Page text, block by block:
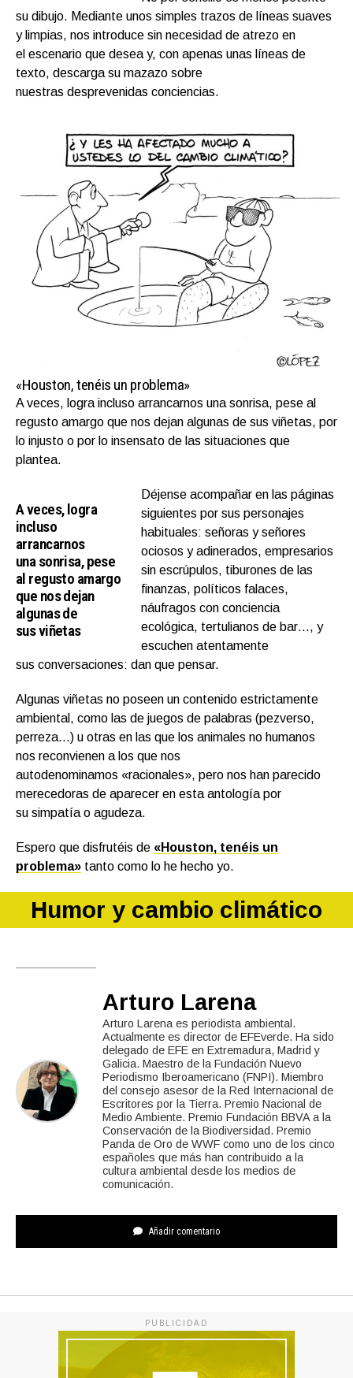
su dibujo. Mediante unos simples trazos de líneas suaves
y limpias, nos introduce sin necesidad de atrezo en
el escenario que desea y, con apenas unas líneas de
texto, descarga su mazazo sobre
nuestras desprevenidas conciencias.
«Houston, tenéis un problema»
A veces, logra incluso arrancarnos una sonrisa, pese al
regusto amargo que nos dejan algunas de sus viñetas, por
lo injusto o por lo insensato de las situaciones que
plantea.
A veces, logra
incluso
arrancarnos
una sonrisa, pese
al regusto amargo
que nos dejan
algunas de
sus viñetas
Déjense acompañar en las páginas
siguientes por sus personajes
habituales: señoras y señores
ociosos y adinerados, empresarios
sin escrúpulos, tiburones de las
finanzas, políticos falaces,
náufragos con conciencia
ecológica, tertulianos de bar…, y
escuchen atentamente
sus conversaciones: dan que pensar.
Algunas viñetas no poseen un contenido estrictamente
ambiental, como las de juegos de palabras (pezverso,
perreza…) u otras en las que los animales no humanos
nos reconvienen a los que nos
autodenominamos «racionales», pero nos han parecido
merecedoras de aparecer en esta antología por
su simpatía o agudeza.
Espero que disfrutéis de «Houston, tenéis un
problema» tanto como lo he hecho yo.
Humor y cambio climático
Arturo Larena
Arturo Larena es periodista ambiental.
Actualmente es director de EFEverde. Ha sido
delegado de EFE en Extremadura, Madrid y
Galicia. Maestro de la Fundación Nuevo
Periodismo Iberoamericano (FNPI). Miembro
del consejo asesor de la Red Internacional de
Escritores por la Tierra. Premio Nacional de
Medio Ambiente. Premio Fundación BBVA a la
Conservación de la Biodiversidad. Premio
Panda de Oro de WWF como uno de los cinco
españoles que más han contribuido a la
cultura ambiental desde los medios de
comunicación.
Añadir comentario
PUBLICIDAD